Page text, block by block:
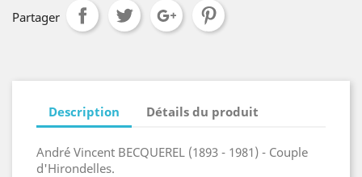
Partager
Description Détails du produit
André Vincent BECQUEREL (1893 - 1981) - Couple
d'Hirondelles.